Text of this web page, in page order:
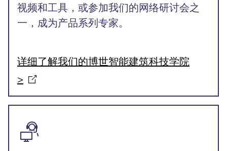
视频和工具，或参加我们的网络研讨会之
一，成为产品系列专家。
详细了解我们的博世智能建筑科技学院
>